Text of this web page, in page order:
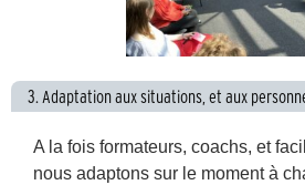
3. Adaptation aux situations, et aux
A la fois formateurs, coachs, et
nous adaptons sur le moment à